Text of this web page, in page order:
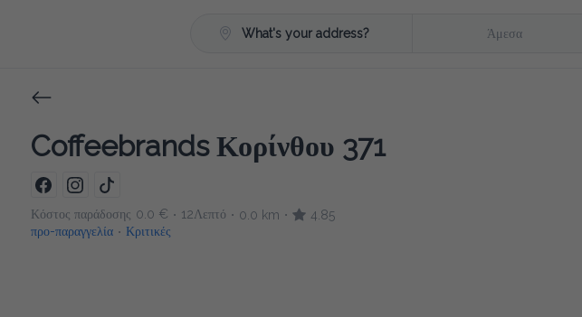
What's your address? Άμεσα
Coffeebrands Κορίνθου 371
Κόστος παράδοσης 0.0 € • 12Λεπτό • 0.0 km •
4.85
προ-παραγγελία • Κριτικές